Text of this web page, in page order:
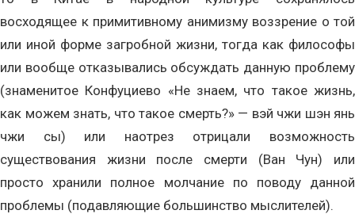
восходящее к примитивному анимизму воззрение о той
или иной форме загробной жизни, тогда как философы
или вообще отказывались обсуждать данную проблему
(знаменитое Конфуциево «Не знаем, что такое жизнь,
как можем знать, что такое смерть?» — вэй чжи шэн янь
чжи сы) или наотрез отрицали возможность
существования жизни после смерти (Ван Чун) или
просто хранили полное молчание по поводу данной
проблемы (подавляющие большинство мыслителей).